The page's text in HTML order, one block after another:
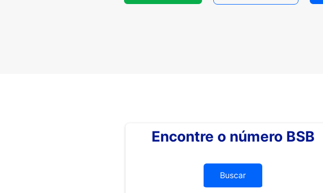
Encontre o número BSB
Buscar